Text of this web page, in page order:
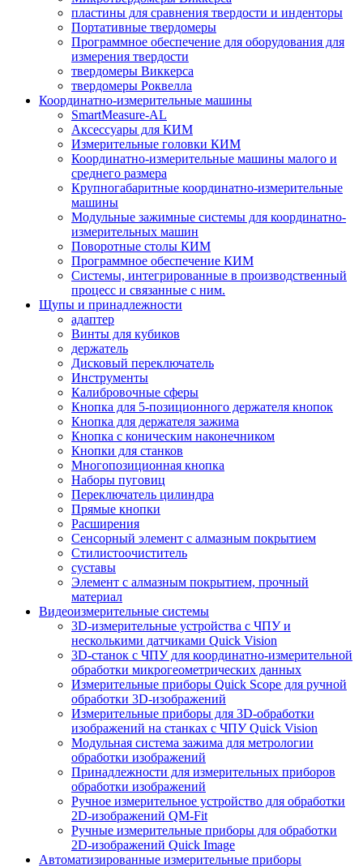
пластины для сравнения твердости и инденторы
Портативные твердомеры
Программное обеспечение для оборудования для
измерения твердости
твердомеры Виккерса
твердомеры Роквелла
Координатно-измерительные машины
SmartMeasure-AL
Аксессуары для КИМ
Измерительные головки КИМ
Координатно-измерительные машины малого и
среднего размера
Крупногабаритные координатно-измерительные
машины
Модульные зажимные системы для координатно-
измерительных машин
Поворотные столы КИМ
Программное обеспечение КИМ
Системы, интегрированные в производственный
процесс и связанные с ним.
Щупы и принадлежности
адаптер
Винты для кубиков
держатель
Дисковый переключатель
Инструменты
Калибровочные сферы
Кнопка для 5-позиционного держателя кнопок
Кнопка для держателя зажима
Кнопка с коническим наконечником
Кнопки для станков
Многопозиционная кнопка
Наборы пуговиц
Переключатель цилиндра
Прямые кнопки
Расширения
Сенсорный элемент с алмазным покрытием
Стилистоочиститель
суставы
Элемент с алмазным покрытием, прочный
материал
Видеоизмерительные системы
3D-измерительные устройства с ЧПУ и
несколькими датчиками Quick Vision
3D-станок с ЧПУ для координатно-измерительной
обработки микрогеометрических данных
Измерительные приборы Quick Scope для ручной
обработки 3D-изображений
Измерительные приборы для 3D-обработки
изображений на станках с ЧПУ Quick Vision
Модульная система зажима для метрологии
обработки изображений
Принадлежности для измерительных приборов
обработки изображений
Ручное измерительное устройство для обработки
2D-изображений QM-Fit
Ручные измерительные приборы для обработки
2D-изображений Quick Image
Автоматизированные измерительные приборы